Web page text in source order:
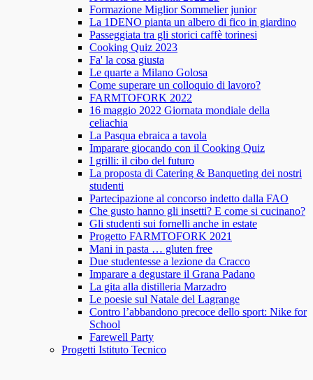
Formazione Miglior Sommelier junior
La 1DENO pianta un albero di fico in giardino
Passeggiata tra gli storici caffè torinesi
Cooking Quiz 2023
Fa' la cosa giusta
Le quarte a Milano Golosa
Come superare un colloquio di lavoro?
FARMTOFORK 2022
16 maggio 2022 Giornata mondiale della
celiachia
La Pasqua ebraica a tavola
Imparare giocando con il Cooking Quiz
I grilli: il cibo del futuro
La proposta di Catering & Banqueting dei nostri
studenti
Partecipazione al concorso indetto dalla FAO
Che gusto hanno gli insetti? E come si cucinano?
Gli studenti sui fornelli anche in estate
Progetto FARMTOFORK 2021
Mani in pasta … gluten free
Due studentesse a lezione da Cracco
Imparare a degustare il Grana Padano
La gita alla distilleria Marzadro
Le poesie sul Natale del Lagrange
Contro l’abbandono precoce dello sport: Nike for
School
Farewell Party
Progetti Istituto Tecnico